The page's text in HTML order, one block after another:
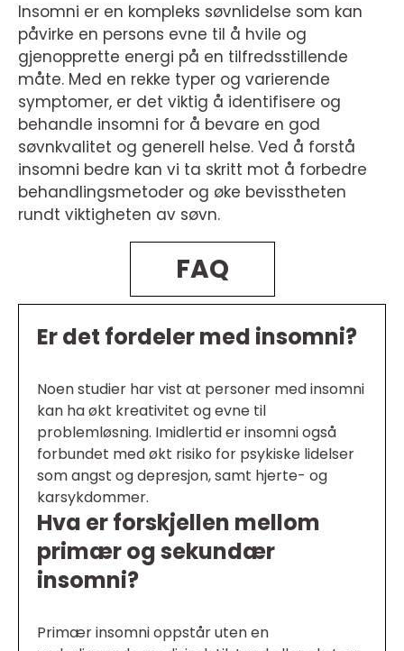
Insomni er en kompleks søvnlidelse som kan
påvirke en persons evne til å hvile og
gjenopprette energi på en tilfredsstillende
måte. Med en rekke typer og varierende
symptomer, er det viktig å identifisere og
behandle insomni for å bevare en god
søvnkvalitet og generell helse. Ved å forstå
insomni bedre kan vi ta skritt mot å forbedre
behandlingsmetoder og øke bevisstheten
rundt viktigheten av søvn.
FAQ
Er det fordeler med insomni?
Noen studier har vist at personer med insomni
kan ha økt kreativitet og evne til
problemløsning. Imidlertid er insomni også
forbundet med økt risiko for psykiske lidelser
som angst og depresjon, samt hjerte- og
karsykdommer.
Hva er forskjellen mellom
primær og sekundær
insomni?
Primær insomni oppstår uten en